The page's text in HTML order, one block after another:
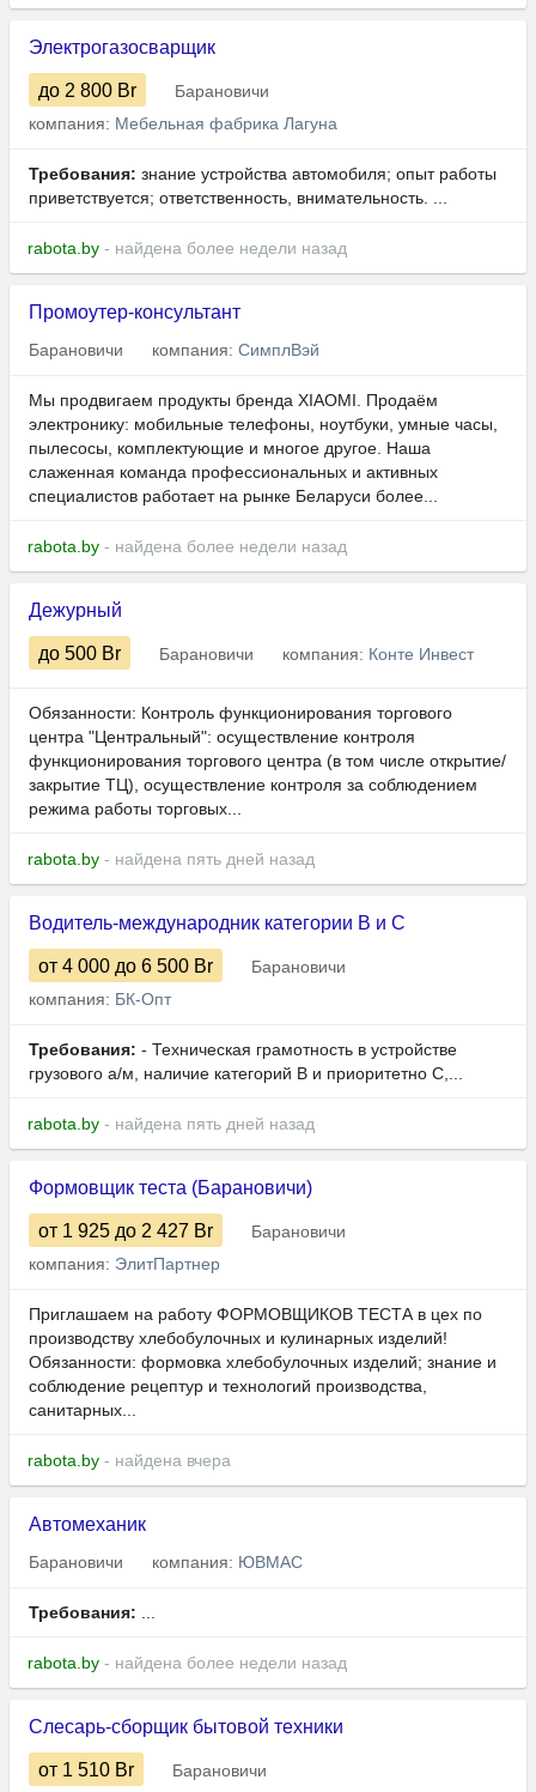
Электрогазосварщик
до 2 800 Br
Барановичи
компания: Мебельная фабрика Лагуна
Требования: знание устройства автомобиля; опыт работы
приветствуется; ответственность, внимательность. ...
rabota.by - найдена более недели назад
Промоутер-консультант
Барановичи компания: СимплВэй
Мы продвигаем продукты бренда XIAOMI. Продаём
электронику: мобильные телефоны, ноутбуки, умные часы,
пылесосы, комплектующие и многое другое. Наша
слаженная команда профессиональных и активных
специалистов работает на рынке Беларуси более...
rabota.by - найдена более недели назад
Дежурный
до 500 Br Барановичи компания: Конте Инвест
Обязанности: Контроль функционирования торгового
центра "Центральный": осуществление контроля
функционирования торгового центра (в том числе открытие/
закрытие ТЦ), осуществление контроля за соблюдением
режима работы торговых...
rabota.by - найдена пять дней назад
Водитель-международник категории B и C
от 4 000 до 6 500 Br
Барановичи
компания: БК-Опт
Требования: - Техническая грамотность в устройстве
грузового а/м, наличие категорий B и приоритетно C,...
rabota.by - найдена пять дней назад
Формовщик теста (Барановичи)
от 1 925 до 2 427 Br
Барановичи
компания: ЭлитПартнер
Приглашаем на работу ФОРМОВЩИКОВ ТЕСТА в цех по
производству хлебобулочных и кулинарных изделий!
Обязанности: формовка хлебобулочных изделий; знание и
соблюдение рецептур и технологий производства,
санитарных...
rabota.by - найдена вчера
Автомеханик
Барановичи компания: ЮВМАС
Требования: ...
rabota.by - найдена более недели назад
Слесарь-сборщик бытовой техники
от 1 510 Br
Барановичи